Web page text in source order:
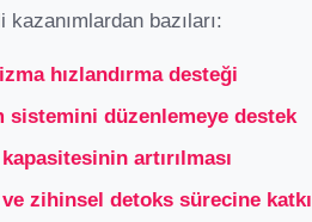
bazıları:
hızlandırma desteği
sistemini düzenlemeye destek
artırılması
zihinsel detoks sürecine katkı